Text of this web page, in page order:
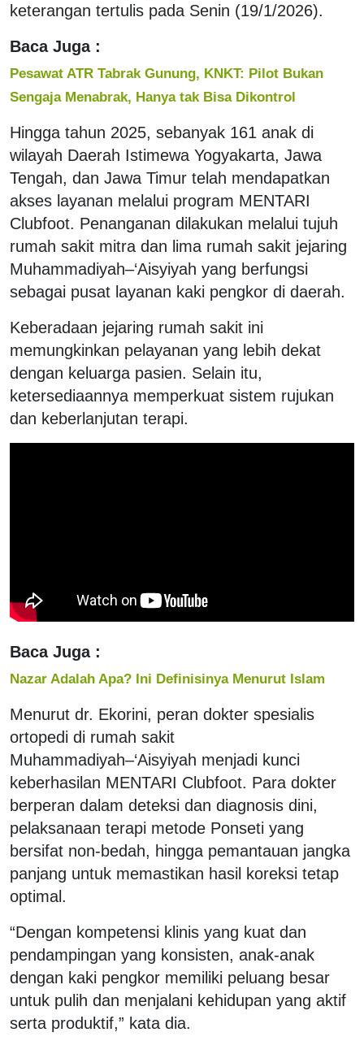
keterangan tertulis pada Senin (19/1/2026).
Baca Juga :
Pesawat ATR Tabrak Gunung, KNKT: Pilot Bukan
Sengaja Menabrak, Hanya tak Bisa Dikontrol
Hingga tahun 2025, sebanyak 161 anak di
wilayah Daerah Istimewa Yogyakarta, Jawa
Tengah, dan Jawa Timur telah mendapatkan
akses layanan melalui program MENTARI
Clubfoot. Penanganan dilakukan melalui tujuh
rumah sakit mitra dan lima rumah sakit jejaring
Muhammadiyah–‘Aisyiyah yang berfungsi
sebagai pusat layanan kaki pengkor di daerah.
Keberadaan jejaring rumah sakit ini
memungkinkan pelayanan yang lebih dekat
dengan keluarga pasien. Selain itu,
ketersediaannya memperkuat sistem rujukan
dan keberlanjutan terapi.
Baca Juga :
Nazar Adalah Apa? Ini Definisinya Menurut Islam
Menurut dr. Ekorini, peran dokter spesialis
ortopedi di rumah sakit
Muhammadiyah–‘Aisyiyah menjadi kunci
keberhasilan MENTARI Clubfoot. Para dokter
berperan dalam deteksi dan diagnosis dini,
pelaksanaan terapi metode Ponseti yang
bersifat non-bedah, hingga pemantauan jangka
panjang untuk memastikan hasil koreksi tetap
optimal.
“Dengan kompetensi klinis yang kuat dan
pendampingan yang konsisten, anak-anak
dengan kaki pengkor memiliki peluang besar
untuk pulih dan menjalani kehidupan yang aktif
serta produktif,” kata dia.